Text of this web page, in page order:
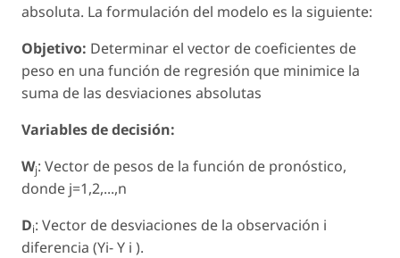
absoluta. La formulación del modelo es la siguiente:
Objetivo: Determinar el vector de coeficientes de
peso en una función de regresión que minimice la
suma de las desviaciones absolutas
Variables de decisión:
Wj: Vector de pesos de la función de pronóstico,
donde j=1,2,...,n
Di: Vector de desviaciones de la observación i
diferencia (Yi- Y i ).